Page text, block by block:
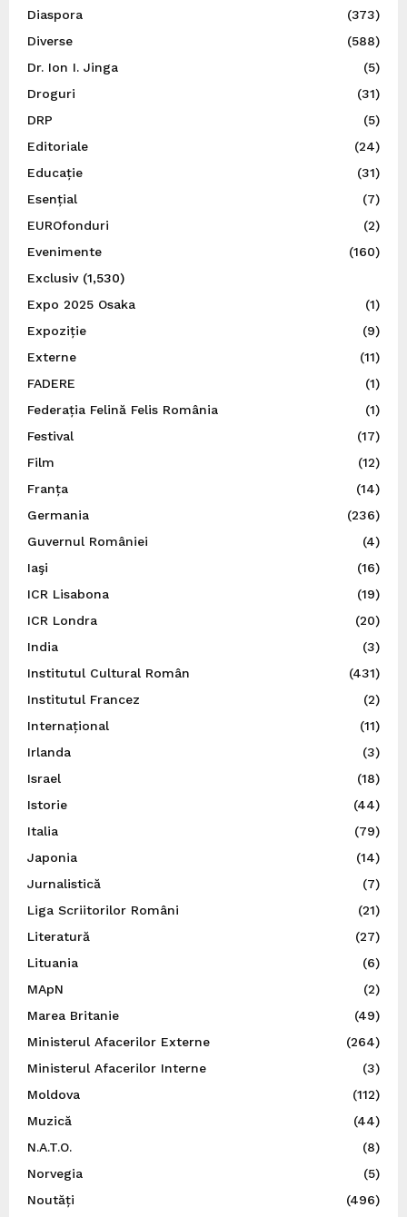
Diaspora
(373)
Diverse
(588)
Dr. Ion I. Jinga
(5)
Droguri
(31)
DRP
(5)
Editoriale
(24)
Educație
(31)
Esențial
(7)
EUROfonduri
(2)
Evenimente
(160)
Exclusiv(1,530)
Expo 2025 Osaka
(1)
Expoziție
(9)
Externe
(11)
FADERE
(1)
Federația Felină Felis România
(1)
Festival
(17)
Film
(12)
Franța
(14)
Germania
(236)
Guvernul României
(4)
Iaşi
(16)
ICR Lisabona
(19)
ICR Londra
(20)
India
(3)
Institutul Cultural Român
(431)
Institutul Francez
(2)
Internațional
(11)
Irlanda
(3)
Israel
(18)
Istorie
(44)
Italia
(79)
Japonia
(14)
Jurnalistică
(7)
Liga Scriitorilor Români
(21)
Literatură
(27)
Lituania
(6)
MApN
(2)
Marea Britanie
(49)
Ministerul Afacerilor Externe
(264)
Ministerul Afacerilor Interne
(3)
Moldova
(112)
Muzică
(44)
N.A.T.O.
(8)
Norvegia
(5)
Noutăți
(496)